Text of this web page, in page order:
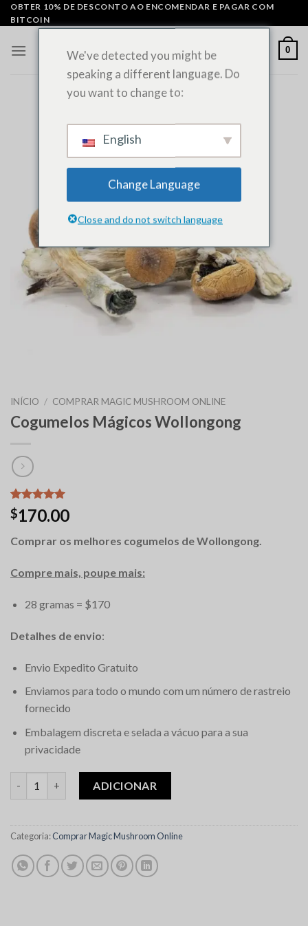
Saltar
para
conteúdo
OBTER 10% DE DESCONTO AO ENCOMENDAR E PAGAR COM
BITCOIN
0
INÍCIO / COMPRAR MAGIC MUSHROOM ONLINE
Cogumelos Mágicos Wollongong
Classificado
com 5.00
base em
12
$170.00
Comprar os melhores cogumelos de Wollongong.
Compre mais, poupe mais:
28 gramas = $170
Detalhes de envio:
Envio Expedito Gratuito
Enviamos para todo o mundo com um número de rastreio
fornecido
Embalagem discreta e selada a vácuo para a sua
privacidade
ADICIONAR
Categoria:Comprar Magic Mushroom Online
We've detected you might be
speaking a different language. Do
you want to change to:
English
Change Language
Close and do not switch language